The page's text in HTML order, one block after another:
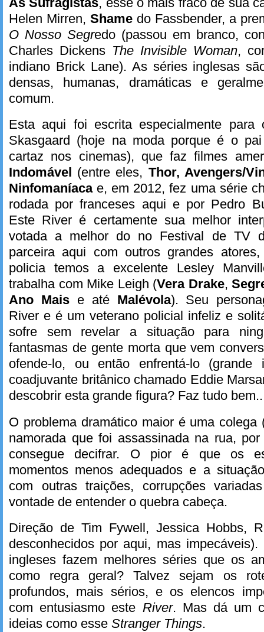
Helen Mirren, Shame do Fassbender, a
O Nosso Segredo (passou em branco,
Charles Dickens The Invisible Woman,
indiano Brick Lane). As séries inglesas
densas, humanas, dramáticas e
comum.
Esta aqui foi escrita especialmente para
Skasgaard (hoje na moda porque é o
cartaz nos cinemas), que faz filmes
Indomável
(entre eles, Thor, Avengers/
Ninfomaníacae, em 2012, fez uma série
rodada por franceses aqui e por Pedro
Este River é certamente sua melhor
votada a melhor do no Festival de TV
parceira aqui com outros grandes
policia temos a excelente Lesley
trabalha com Mike Leigh (Vera Drake,
Ano Mais e até Malévola). Seu
River e é um veterano policial infeliz e
sofre sem revelar a situação para
fantasmas de gente morta que vem
ofende-lo, ou então enfrentá-lo (grande
coadjuvante britânico chamado Eddie
descobrir esta grande figura? Faz tudo
O problema dramático maior é uma colega
namorada que foi assassinada na rua,
consegue decifrar. O pior é que os
momentos menos adequados e a
com outras traições, corrupções
vontade de entender o quebra cabeça.
Direção de Tim Fywell, Jessica Hobbs,
desconhecidos por aqui, mas
ingleses fazem melhores séries que os
como regra geral? Talvez sejam os
profundos, mais sérios, e os elencos
com entusiasmo este River. Mas dá um
ideias como esse Stranger Things.